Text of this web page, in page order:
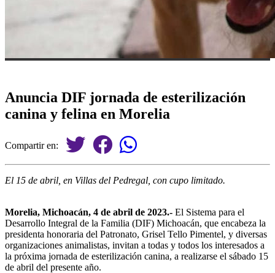
Anuncia DIF jornada de esterilización
canina y felina en Morelia
Compartir en:
El 15 de abril, en Villas del Pedregal, con cupo limitado.
Morelia, Michoacán, 4 de abril de 2023.- El Sistema para el
Desarrollo Integral de la Familia (DIF) Michoacán, que encabeza la
presidenta honoraria del Patronato, Grisel Tello Pimentel, y diversas
organizaciones animalistas, invitan a todas y todos los interesados a
la próxima jornada de esterilización canina, a realizarse el sábado 15
de abril del presente año.